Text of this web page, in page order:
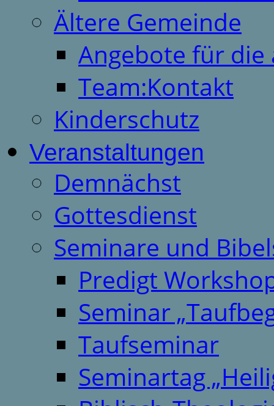
Ältere Gemeinde
Angebote für
Team:Kontakt
Kinderschutz
Veranstaltungen
Demnächst
Gottesdienst
Seminare und
Predigt
Seminar
Taufseminar
Seminartag